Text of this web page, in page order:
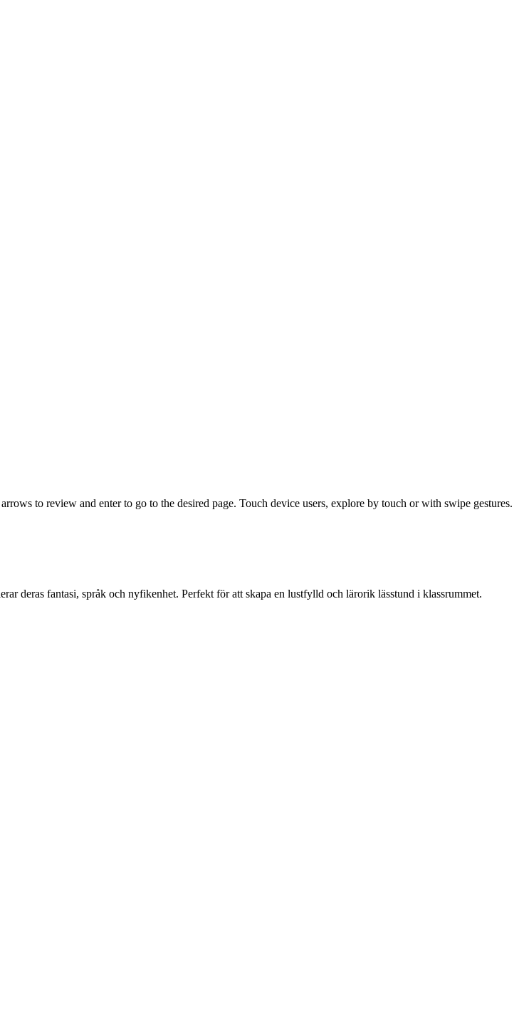
to review and enter to go to the desired page. Touch device users, explore by touch or with swipe gestures.
deras fantasi, språk och nyfikenhet. Perfekt för att skapa en lustfylld och lärorik lässtund i klassrummet.